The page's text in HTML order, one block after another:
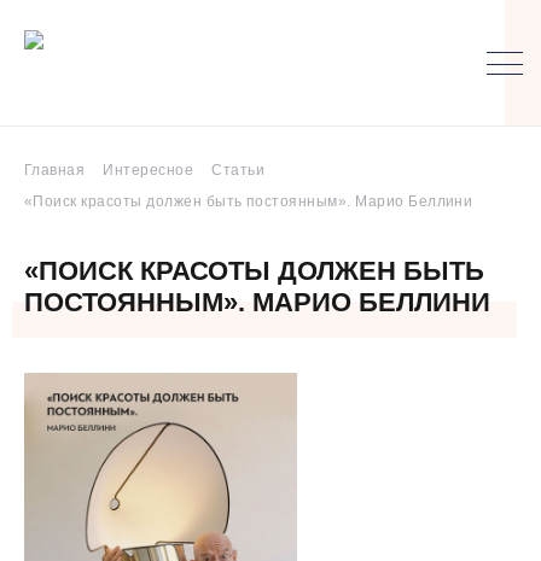
Главная Интересное
Статьи
«Поиск красоты должен быть постоянным». Марио Беллини
«ПОИСК КРАСОТЫ ДОЛЖЕН БЫТЬ
ПОСТОЯННЫМ». МАРИО БЕЛЛИНИ